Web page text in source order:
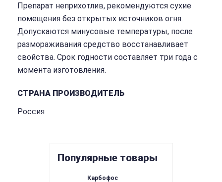
Препарат неприхотлив, рекомендуются сухие
помещения без открытых источников огня.
Допускаются минусовые температуры, после
размораживания средство восстанавливает
свойства. Срок годности составляет три года с
момента изготовления.
СТРАНА ПРОИЗВОДИТЕЛЬ
Россия
Популярные товары
Карбофос